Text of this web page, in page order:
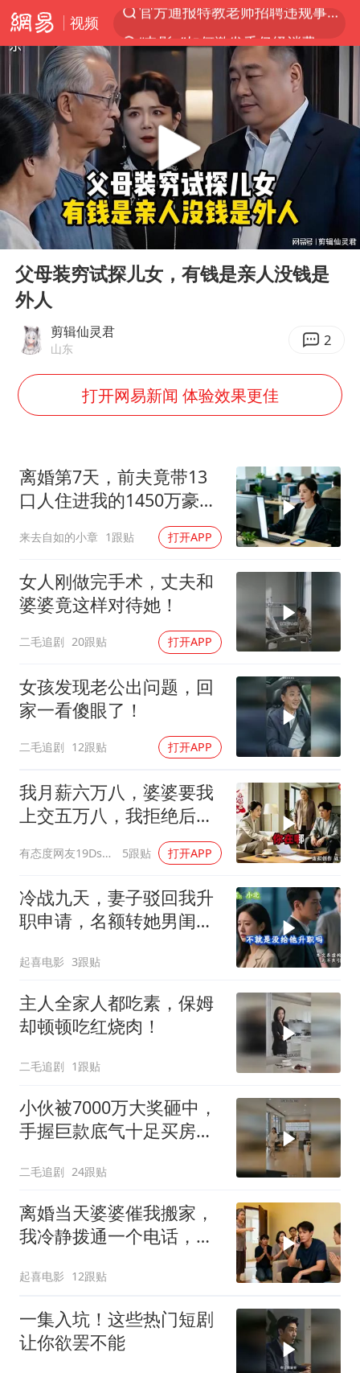
视频
“电影+”如何激发千亿级消费新活力？
胡塞武装袭击也门政府军军营
东航：国内客票提前14天免费退改
台风白海豚中心风力增强
四川宜宾高县4.9级地震致1死
向鹏0-3不敌张本智和
“新疆阿勒泰八月能滑雪”不实
刘国正说向鹏打得很窝囊
我国外贸延续良好增长态势
陈幸同晋级WTT横滨冠军赛8强
两名乘客在飞机上因调节座椅起冲突
女儿为争财产堵门阻挠父亲出殡
夯实基础开新局
Play
00:00
父母装穷试探儿女，有钱是亲人没钱是
外人
剪辑仙灵君
山东 2
打开网易新闻 体验效果更佳
离婚第7天，前夫竟带13
口人住进我的1450万豪
来去自如的小章 1跟贴 打开APP
女人刚做完手术，丈夫和
婆婆竟这样对待她！
二毛追剧 20跟贴 打开APP
女孩发现老公出问题，回
家一看傻眼了！
二毛追剧 12跟贴 打开APP
我月薪六万八，婆婆要我
上交五万八，我拒绝后她
换了门锁，12天后我决意
离婚
有态度网友19Dsym 5跟贴 打开APP
冷战九天，妻子驳回我升
职申请，名额转她男闺
起喜电影 3跟贴
主人全家人都吃素，保姆
却顿顿吃红烧肉！
二毛追剧 1跟贴
小伙被7000万大奖砸中，
手握巨款底气十足买房不
二毛追剧 24跟贴
离婚当天婆婆催我搬家，
我冷静拨通一个电话，全
起喜电影 12跟贴
一集入坑！这些热门短剧
让你欲罢不能